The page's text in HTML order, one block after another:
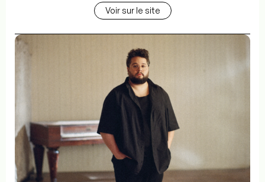
Voir sur le site